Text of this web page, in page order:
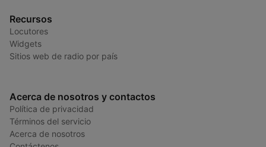
Recursos
Locutores
Widgets
Sitios web de radio por país
Acerca de nosotros y contactos
Política de privacidad
Términos del servicio
Acerca de nosotros